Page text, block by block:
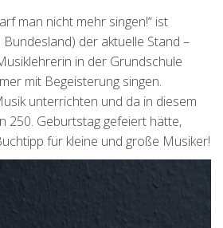
man nicht mehr singen!“ ist
der aktuelle Stand –
in der Grundschule
mit Begeisterung singen.
unterrichten und da in diesem
250. Geburtstag gefeiert hätte,
für kleine und große Musiker!